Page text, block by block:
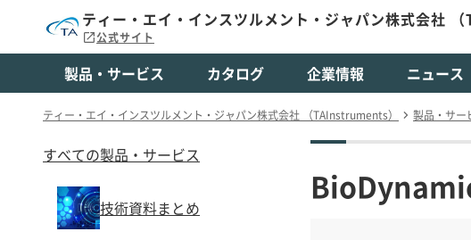
ティー・エイ・インスツルメント・ジャパン株式会社
公式サイト
製品・サービス カタログ 企業情報 ニュース
ティー・エイ・インスツルメント・ジャパン株式会社 （TAInstruments） 製品・サー
すべての製品・サービス
技術資料まとめ